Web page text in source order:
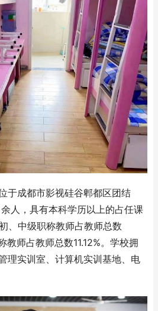
于成都市影视硅谷郫都区团结
人，具有本科学历以上的占任课
、中级职称教师占教师总数
教师占教师总数11.12%。学校拥
理实训室、计算机实训基地、电